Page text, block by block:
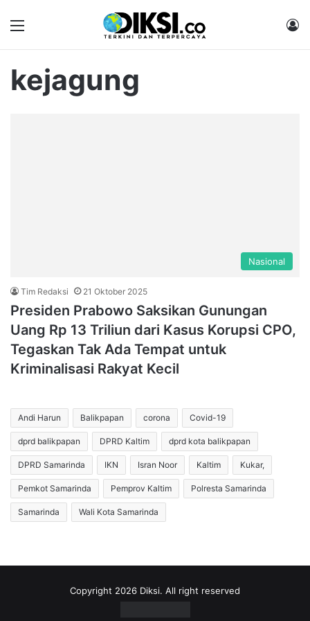
kejagung
Nasional
Tim Redaksi 21 Oktober 2025
Presiden Prabowo Saksikan Gunungan
Uang Rp 13 Triliun dari Kasus Korupsi CPO,
Tegaskan Tak Ada Tempat untuk
Kriminalisasi Rakyat Kecil
Andi Harun Balikpapan corona Covid-19
dprd balikpapan DPRD Kaltim dprd kota balikpapan
DPRD Samarinda IKN Isran Noor Kaltim Kukar,
Pemkot Samarinda Pemprov Kaltim Polresta Samarinda
Samarinda Wali Kota Samarinda
Copyright 2026 Diksi. All right reserved